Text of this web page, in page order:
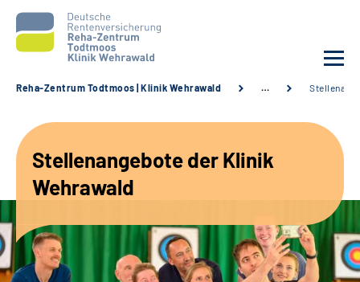
Unsere Angebote
Karriere
Reha-Zentrum Todtmoos | Klinik Wehrawald …
Stellenangebote der Klinik
Wehrawald